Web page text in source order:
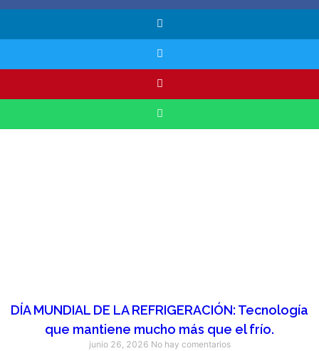
DÍA MUNDIAL DE LA REFRIGERACIÓN: Tecnología
que mantiene mucho más que el frío.
junio 26, 2026 No hay comentarios